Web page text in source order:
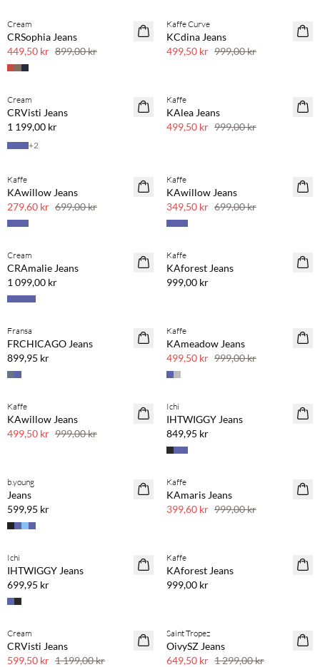
SAVE20
50 % rabatt
Cream
CRSophia Jeans
449,50 kr 899,00 kr
SAVE20
Kaffe Curve
KCdina Jeans
499,50 kr 999,00 kr
Cream
CRVisti Jeans
1 199,00 kr
+2
SAVE20
Kaffe
KAlea Jeans
499,50 kr 999,00 kr
SAVE20
Kaffe
KAwillow Jeans
279,60 kr 699,00 kr
SAVE20
Kaffe
KAwillow Jeans
349,50 kr 699,00 kr
Cream
CRAmalie Jeans
1 099,00 kr
Kaffe
KAforest Jeans
999,00 kr
Fransa
FRCHICAGO Jeans
899,95 kr
SAVE20
Kaffe
KAmeadow Jeans
499,50 kr 999,00 kr
SAVE20
Kaffe
KAwillow Jeans
499,50 kr 999,00 kr
Ichi
IHTWIGGY Jeans
849,95 kr
b.young
Jeans
599,95 kr
SAVE20
Kaffe
KAmaris Jeans
399,60 kr 999,00 kr
Ichi
IHTWIGGY Jeans
699,95 kr
Kaffe
KAforest Jeans
999,00 kr
SAVE20
Cream
CRVisti Jeans
599,50 kr 1 199,00 kr
SAVE20
50 % rabatt
Saint Tropez
OivySZ Jeans
649,50 kr 1 299,00 kr